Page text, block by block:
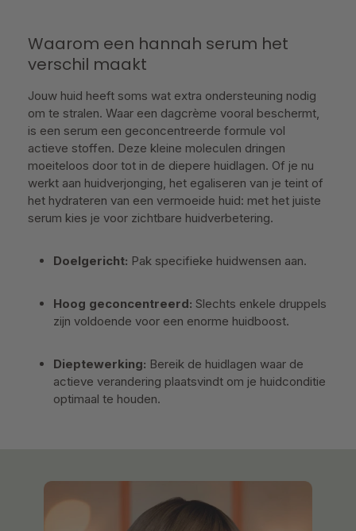
Waarom een hannah serum het
verschil maakt
Jouw huid heeft soms wat extra ondersteuning nodig
om te stralen. Waar een dagcrème vooral beschermt,
is een serum een geconcentreerde formule vol
actieve stoffen. Deze kleine moleculen dringen
moeiteloos door tot in de diepere huidlagen. Of je nu
werkt aan huidverjonging, het egaliseren van je teint of
het hydrateren van een vermoeide huid: met het juiste
serum kies je voor zichtbare huidverbetering.
Doelgericht: Pak specifieke huidwensen aan.
Hoog geconcentreerd: Slechts enkele druppels
zijn voldoende voor een enorme huidboost.
Dieptewerking: Bereik de huidlagen waar de
actieve verandering plaatsvindt om je huidconditie
optimaal te houden.